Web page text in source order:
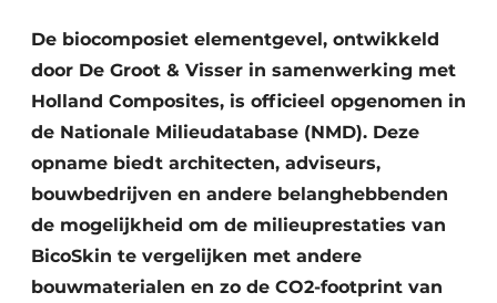
Privacy / Cookie statement
Vacatures
Video’s
De biocomposiet elementgevel, ontwikkeld
door De Groot & Visser in samenwerking met
Holland Composites, is officieel opgenomen in
de Nationale Milieudatabase (NMD). Deze
opname biedt architecten, adviseurs,
bouwbedrijven en andere belanghebbenden
de mogelijkheid om de milieuprestaties van
BicoSkin te vergelijken met andere
bouwmaterialen en zo de CO2-footprint van